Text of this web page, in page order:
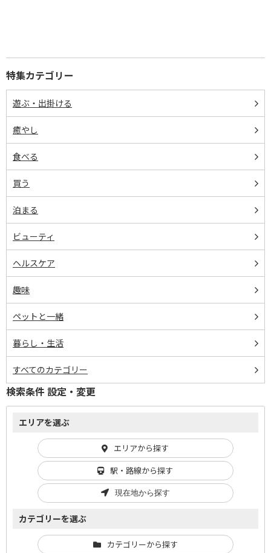
特集カテゴリー
遊ぶ・出掛ける
癒やし
食べる
買う
泊まる
ビューティ
ヘルスケア
趣味
ペットと一緒
暮らし・生活
すべてのカテゴリー
検索条件 設定・変更
エリアを選ぶ
エリアから探す
駅・路線から探す
現在地から探す
カテゴリーを選ぶ
カテゴリーから探す